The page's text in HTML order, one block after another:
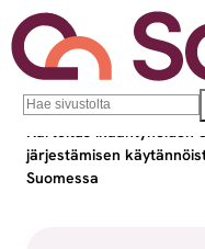
Siirry sisältöön
Search
Socca – Etelä-Suomen
Kartoitus ikääntyneiden
järjestämisen
Suomessa